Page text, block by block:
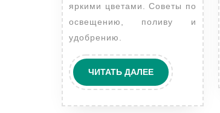
яркими цветами. Советы по
освещению, поливу и
удобрению.
ЧИТАТЬ ДАЛЕЕЧИТАТЬ
ДАЛЕЕ